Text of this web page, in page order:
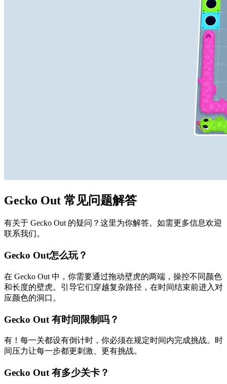
Gecko Out 常见问题解答
有关于 Gecko Out 的疑问？这里为你解答。如需更多信息欢迎
联系我们。
Gecko Out怎么玩？
在 Gecko Out 中，你需要通过拖动壁虎的两端，操控不同颜色
和长度的壁虎。引导它们穿越复杂路径，在时间结束前进入对
应颜色的洞口。
Gecko Out 有时间限制吗？
有！每一关都设有倒计时，你必须在规定时间内完成挑战。时
间压力让每一步都更刺激、更有挑战。
Gecko Out 有多少关卡？